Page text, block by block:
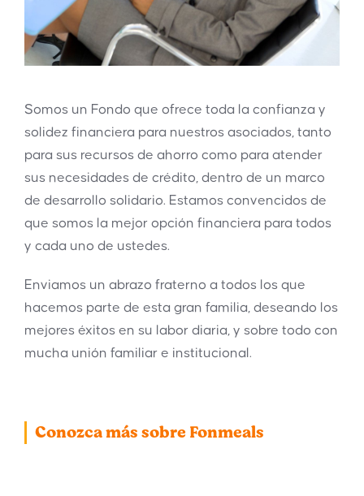
Somos un Fondo que ofrece toda la confianza y
solidez financiera para nuestros asociados, tanto
para sus recursos de ahorro como para atender
sus necesidades de crédito, dentro de un marco
de desarrollo solidario. Estamos convencidos de
que somos la mejor opción financiera para todos
y cada uno de ustedes.
Enviamos un abrazo fraterno a todos los que
hacemos parte de esta gran familia, deseando los
mejores éxitos en su labor diaria, y sobre todo con
mucha unión familiar e institucional.
Conozca más sobre Fonmeals